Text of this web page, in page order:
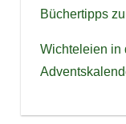
Büchertipps
Wichteleien in